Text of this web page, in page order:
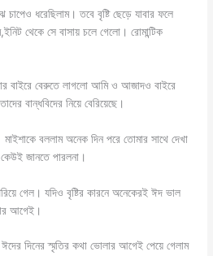
চাপেও ধরেছিলাম। তবে বৃষ্টি ছেড়ে যাবার ফলে
থেকে সে বাসায় চলে গেলো। রোমান্টিক
বাইরে বেরুতে লাগলো আমি ও আজাদও বাইরে
বান্ধবিদের নিয়ে বেরিয়েছে।
বললাম অনেক দিন পরে তোমার সাথে দেখা
জানতে পারলনা।
গেল। যদিও বৃষ্টির কারনে অনেকেরই ঈদ ভাল
আগেই।
দিনের স্মৃতির কথা ভোলার আগেই পেয়ে গেলাম